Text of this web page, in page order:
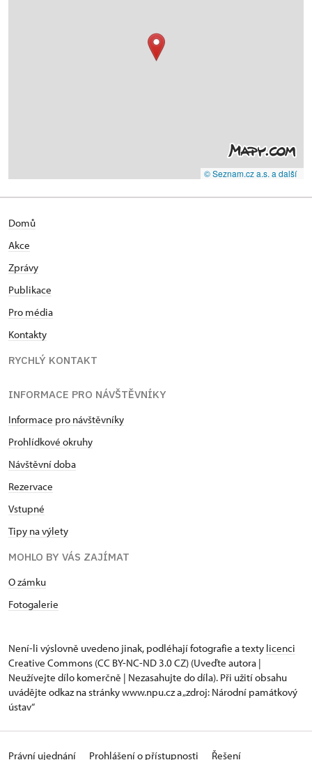
© Seznam.cz a.s. a další
Domů
Akce
Zprávy
Publikace
Pro média
Kontakty
RYCHLÝ KONTAKT
INFORMACE PRO NÁVŠTĚVNÍKY
Informace pro návštěvníky
Prohlídkové okruhy
Návštěvní doba
Rezervace
Vstupné
Tipy na výlety
MOHLO BY VÁS ZAJÍMAT
O zámku
Fotogalerie
Není-li výslovně uvedeno jinak, podléhají fotografie a texty licenci
Creative Commons (CC BY-NC-ND 3.0 CZ) (Uveďte autora |
Neužívejte dílo komerčně | Nezasahujte do díla). Při užití obsahu
uvádějte odkaz na stránky www.npu.cz a „zdroj: Národní památkový
ústav“
Právní ujednání Prohlášení o přístupnosti Řešení